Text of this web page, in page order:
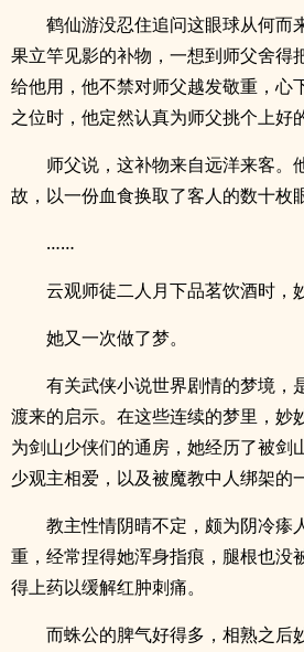
鹤仙游没忍住追问这眼球从何而
果立竿见影的补物，一想到师父舍得
给他用，他不禁对师父越发敬重，心
之位时，他定然认真为师父挑个上好
师父说，这补物来自远洋来客。
故，以一份血食换取了客人的数十枚
……
云观师徒二人月下品茗饮酒时，
她又一次做了梦。
有关武侠小说世界剧情的梦境，
渡来的启示。在这些连续的梦里，妙
为剑山少侠们的通房，她经历了被剑
少观主相爱，以及被魔教中人绑架的
教主性情阴晴不定，颇为阴冷瘆
重，经常捏得她浑身指痕，腿根也没
得上药以缓解红肿刺痛。
而蛛公的脾气好得多，相熟之后